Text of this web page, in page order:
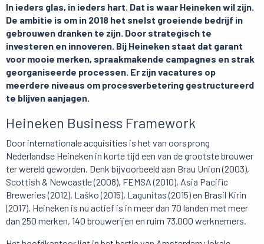
In ieders glas, in ieders hart. Dat is waar Heineken wil zijn.
De ambitie is om in 2018 het snelst groeiende bedrijf in
gebrouwen dranken te zijn. Door strategisch te
investeren en innoveren. Bij Heineken staat dat garant
voor mooie merken, spraakmakende campagnes en strak
georganiseerde processen. Er zijn vacatures op
meerdere niveaus om procesverbetering gestructureerd
te blijven aanjagen.
Heineken Business Framework
Door internationale acquisities is het van oorsprong
Nederlandse Heineken in korte tijd een van de grootste brouwer
ter wereld geworden. Denk bijvoorbeeld aan Brau Union (2003),
Scottish & Newcastle (2008), FEMSA (2010), Asia Pacific
Breweries (2012), Laško (2015), Lagunitas (2015) en Brasil Kirin
(2017). Heineken is nu actief is in meer dan 70 landen met meer
dan 250 merken, 140 brouwerijen en ruim 73.000 werknemers.